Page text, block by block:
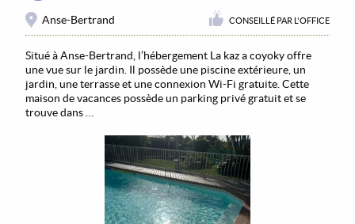
Anse-Bertrand CONSEILLÉ PAR L'OFFICE
Situé à Anse-Bertrand, l’hébergement La kaz a coyoky offre
une vue sur le jardin. Il possède une piscine extérieure, un
jardin, une terrasse et une connexion Wi-Fi gratuite. Cette
maison de vacances possède un parking privé gratuit et se
trouve dans …